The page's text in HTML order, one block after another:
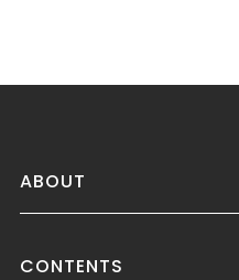
ABOUT
CONTENTS